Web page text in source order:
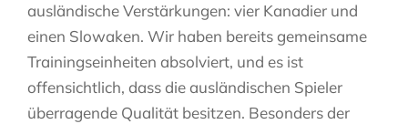
ausländische Verstärkungen: vier Kanadier und
einen Slowaken. Wir haben bereits gemeinsame
Trainingseinheiten absolviert, und es ist
offensichtlich, dass die ausländischen Spieler
überragende Qualität besitzen. Besonders der